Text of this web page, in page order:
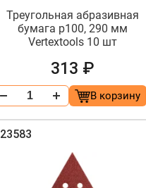
Треугольная абразивная
бумага р100, 290 мм
Vertextools 10 шт
313 ₽
В корзину
23583